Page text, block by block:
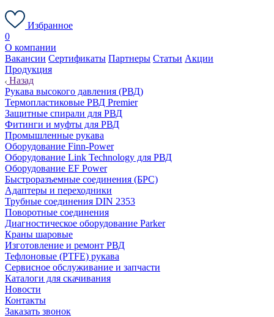
Избранное
0
О компании
Вакансии Сертификаты Партнеры Статьи Акции
Продукция
Назад
Рукава высокого давления (РВД)
Термопластиковые РВД Premier
Защитные спирали для РВД
Фитинги и муфты для РВД
Промышленные рукава
Оборудование Finn-Power
Оборудование Link Technology для РВД
Оборудование EF Power
Быстроразъемные соединения (БРС)
Адаптеры и переходники
Трубные соединения DIN 2353
Поворотные соединения
Диагностическое оборудование Parker
Краны шаровые
Изготовление и ремонт РВД
Тефлоновые (PTFE) рукава
Сервисное обслуживание и запчасти
Каталоги для скачивания
Новости
Контакты
Заказать звонок